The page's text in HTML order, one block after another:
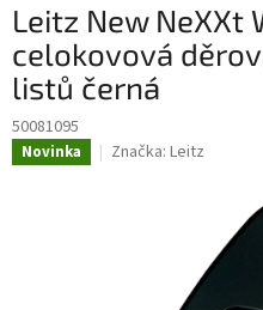
Leitz New NeXXt
celokovová
listů černá
50081095
Novinka Značka: Leitz